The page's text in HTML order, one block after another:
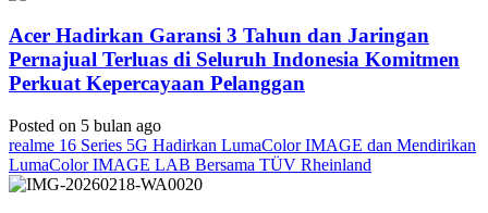
Acer Hadirkan Garansi 3 Tahun dan Jaringan
Pernajual Terluas di Seluruh Indonesia Komitmen
Perkuat Kepercayaan Pelanggan
Posted on 5 bulan ago
realme 16 Series 5G Hadirkan LumaColor IMAGE dan Mendirikan
LumaColor IMAGE LAB Bersama TÜV Rheinland